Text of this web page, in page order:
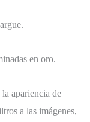
en oro.
apariencia de
a las imágenes,